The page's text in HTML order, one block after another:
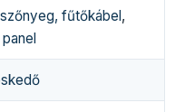
fűtőkábel ,